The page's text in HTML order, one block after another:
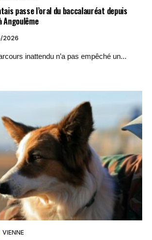
passe l’oral du baccalauréat depuis
Angoulême
2026
inattendu n’a pas empêché un...
VIENNE